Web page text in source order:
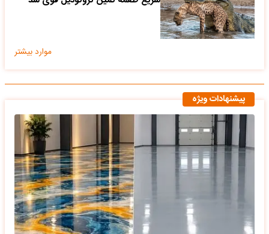
موارد بیشتر
پیشنهادات ویژه